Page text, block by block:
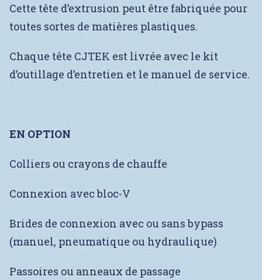
Cette tête d’extrusion peut être fabriquée pour
toutes sortes de matières plastiques.
Chaque tête CJTEK est livrée avec le kit
d’outillage d’entretien et le manuel de service.
EN OPTION
Colliers ou crayons de chauffe
Connexion avec bloc-V
Brides de connexion avec ou sans bypass
(manuel, pneumatique ou hydraulique)
Passoires ou anneaux de passage